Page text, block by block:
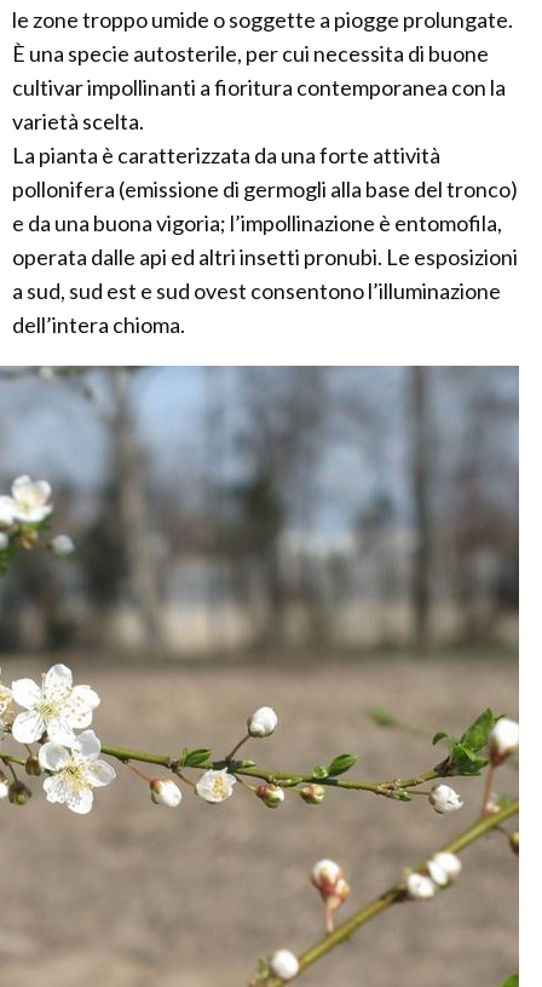
le zone troppo umide o soggette a piogge prolungate.
È una specie autosterile, per cui necessita di buone
cultivar impollinanti a fioritura contemporanea con la
varietà scelta.
La pianta è caratterizzata da una forte attività
pollonifera (emissione di germogli alla base del tronco)
e da una buona vigoria; l’impollinazione è entomofila,
operata dalle api ed altri insetti pronubi. Le esposizioni
a sud, sud est e sud ovest consentono l’illuminazione
dell’intera chioma.